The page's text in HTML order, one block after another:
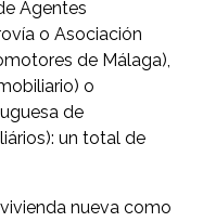
Agentes
o Asociación
de Málaga),
o
de
un total de
nueva como